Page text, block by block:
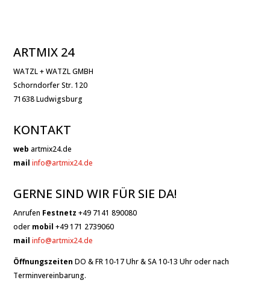
ARTMIX 24
WATZL + WATZL GMBH
Schorndorfer Str. 120
71638 Ludwigsburg
KONTAKT
web artmix24.de
mail info@artmix24.de
GERNE SIND WIR FÜR SIE DA!
Anrufen Festnetz +49 7141 890080
oder mobil +49 171 2739060
mailinfo@artmix24.de
Öffnungszeiten DO & FR 10-17 Uhr & SA 10-13 Uhr oder nach
Terminvereinbarung.